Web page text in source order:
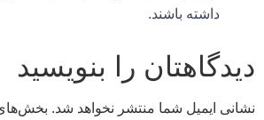
داشته باشند.
دیدگاهتان را بنویسید
نشانی ایمیل شما منتشر نخواهد شد. بخش‌های